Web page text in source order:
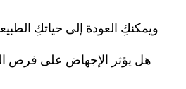
🧘‍♀️ ويمكنكِ العودة إلى حياتكِ
هل يؤثر الإجهاض على فرص